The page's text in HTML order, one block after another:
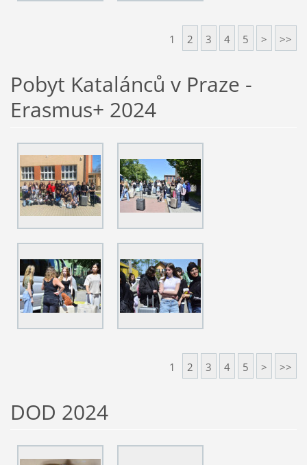
1 2 3 4 5 > >>
Pobyt Katalánců v Praze -
Erasmus+ 2024
1 2 3 4 5 > >>
DOD 2024